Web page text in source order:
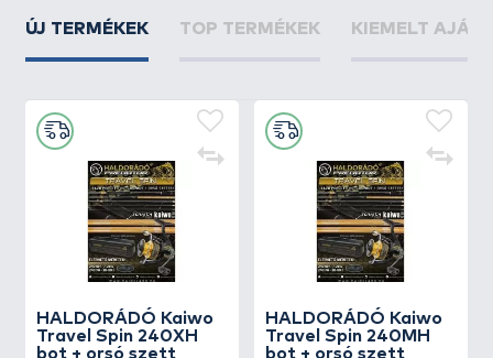
ÚJ TERMÉKEK TOP TERMÉKEK KIEMELT
HALDORÁDÓ Kaiwo
Travel Spin 240XH
bot + orsó szett
HALDORÁDÓ Kaiwo
Travel Spin 240MH
bot + orsó szett